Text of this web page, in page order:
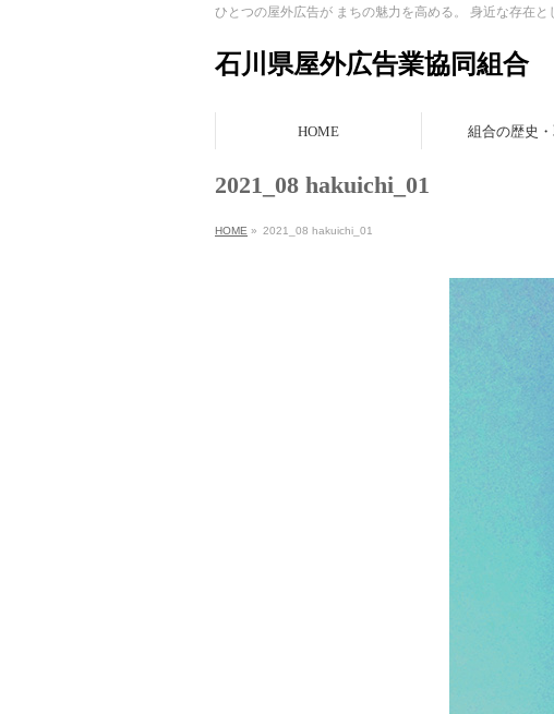
ひとつの屋外広告が まちの魅力を高める。 身近な存在
石川県屋外広告業協同組合
HOME 組合の歴史
2021_08 hakuichi_01
HOME » 2021_08 hakuichi_01